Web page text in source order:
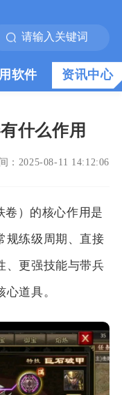
软件 资讯中心
什么作用
： 2025-08-11 14:12:06
卷）的核心作用是
规练级周期、直接
、更强技能与带兵
道具。